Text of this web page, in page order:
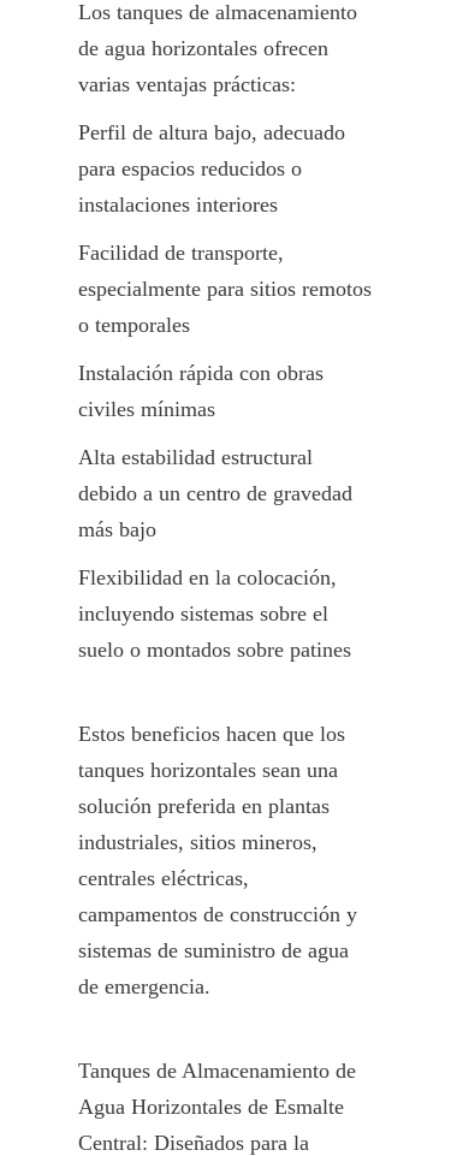
Los tanques de almacenamiento
de agua horizontales ofrecen
varias ventajas prácticas:
Perfil de altura bajo, adecuado
para espacios reducidos o
instalaciones interiores
Facilidad de transporte,
especialmente para sitios remotos
o temporales
Instalación rápida con obras
civiles mínimas
Alta estabilidad estructural
debido a un centro de gravedad
más bajo
Flexibilidad en la colocación,
incluyendo sistemas sobre el
suelo o montados sobre patines
Estos beneficios hacen que los
tanques horizontales sean una
solución preferida en plantas
industriales, sitios mineros,
centrales eléctricas,
campamentos de construcción y
sistemas de suministro de agua
de emergencia.
Tanques de Almacenamiento de
Agua Horizontales de Esmalte
Central: Diseñados para la